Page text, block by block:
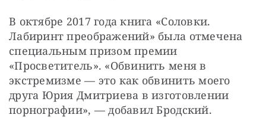
В октябре 2017 года книга «Солов­ки.
Лабиринт преображений» была отмечена
специальным призом премии
«Просветитель». «Обвинить меня в
экстремизме — это как обвинить моего
друга Юрия Дмитриева в изготовлении
порнографии», — добавил Бродский.